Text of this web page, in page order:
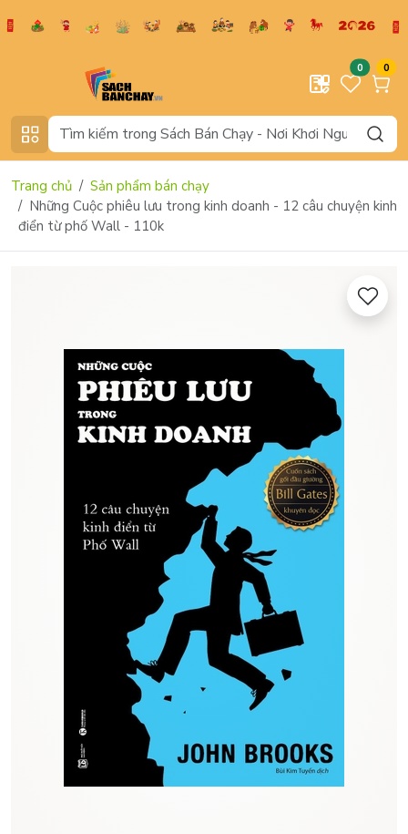
0 0
Trang chủ
Sản phẩm bán chạy
Những Cuộc phiêu lưu trong kinh doanh - 12 câu chuyện kinh
điển từ phố Wall - 110k